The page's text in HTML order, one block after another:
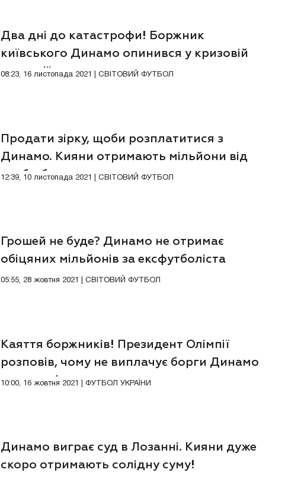
Два дні до катастрофи! Боржник
київського Динамо опинився у кризовій
ситуації
08:23, 16 листопада 2021 | СВІТОВИЙ ФУТБОЛ
Продати зірку, щоби розплатитися з
Динамо. Кияни отримають мільйони від
клубу-боржника
12:39, 10 листопада 2021 | СВІТОВИЙ ФУТБОЛ
Грошей не буде? Динамо не отримає
обіцяних мільйонів за ексфутболіста
05:55, 28 жовтня 2021 | СВІТОВИЙ ФУТБОЛ
Каяття боржників! Президент Олімпії
розповів, чому не виплачує борги Динамо
за трансфер
10:00, 16 жовтня 2021 | ФУТБОЛ УКРАЇНИ
Динамо виграє суд в Лозанні. Кияни дуже
скоро отримають солідну суму!